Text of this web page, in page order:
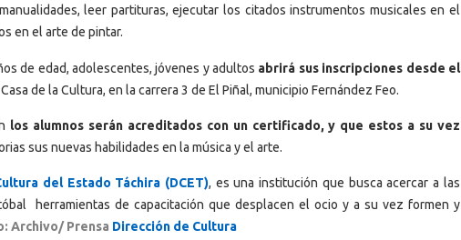
leer partituras, ejecutar los citados instrumentos musicales en el
en el arte de pintar.
de edad, adolescentes, jóvenes y adultos abrirá sus inscripciones desde el
de la Cultura, en la carrera 3 de El Piñal, municipio Fernández Feo.
los alumnos serán acreditados con un certificado, y que estos a su vez
sus nuevas habilidades en la música y el arte.
del Estado Táchira (DCET), es una institución que busca acercar a las
herramientas de capacitación que desplacen el ocio y a su vez formen y
Archivo/ Prensa Dirección de Cultura